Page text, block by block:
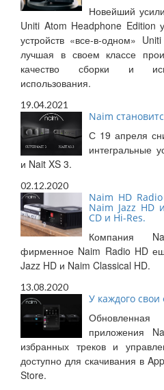
Новейший
Uniti Atom Headphone Edition
устройств «все-в-одном»
лучшая в своем классе
качество сборки и
использования.
19.04.2021
Naim
С 19 апреля
интегральные
и Nait XS 3.
02.12.2020
Naim HD
Naim Jazz HD
CD и Hi-Res.
Компания
фирменное Naim Radio HD
Jazz HD и Naim Classical HD.
13.08.2020
У каждого
приложения
избранных треков и
доступно для скачивания в
Store.